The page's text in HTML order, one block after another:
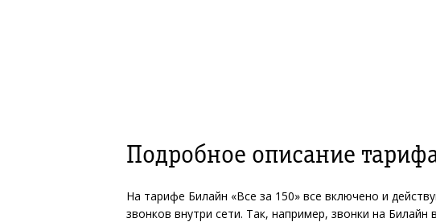
Подробное описание
На тарифе Билайн «Все за 150» все включено и
звонков внутри сети. Так, например, звонки на